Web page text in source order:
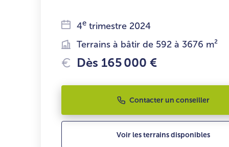
4e trimestre 2024
Terrains à bâtir de 592 à 3676 m²
Dès 165 000 €
Contacter un conseiller
Voir les terrains disponibles